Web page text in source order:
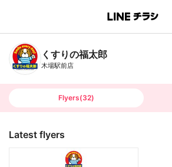
B
n
h
T
くすりの福太郎
木場駅前店
Flyers(32)
Latest flyers